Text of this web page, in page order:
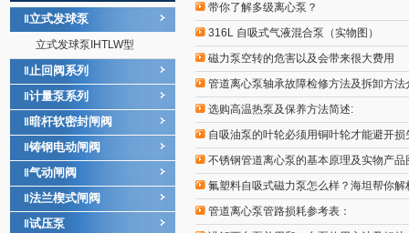
立式发球泵
立式发球泵IHTLW型
止回阀系列
计量泵系列
暗杆软密封闸阀
铸钢电动闸阀
气动闸阀
法兰楔式闸阀
试压泵
带你了解多级离心泵？
316L 自吸式气液混合泵（实物图）
磁力泵空转的危害以及会带来很大费用
管道离心泵轴承故障检修方法及拆卸方法
选购高温热泵及保养方法简述:
自吸油泵的叶轮必须用铜叶轮才能避开损
不锈钢管道离心泵的基本原理及实物产品
氟塑料自吸式磁力泵怎么样？海坦帮你解
管道离心泵管路损耗参考表：